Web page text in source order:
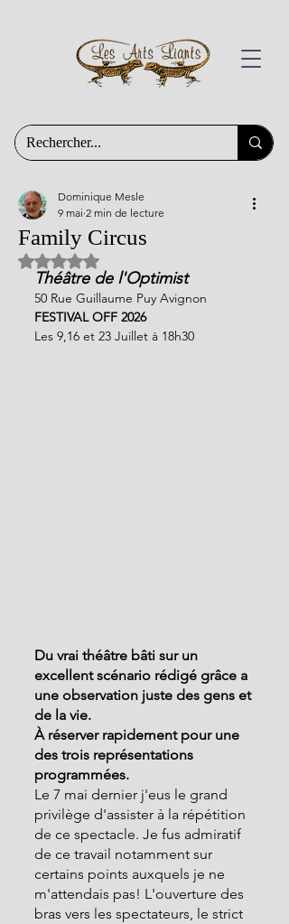
Family Circus
Dominique Mesle
9 mai 2 min de lecture
Noté NaN étoiles sur 5.
Théâtre de l'Optimist
50 Rue Guillaume Puy Avignon
FESTIVAL OFF 2026
Les 9,16 et 23 Juillet à 18h30
Du vrai théâtre bâti sur un
excellent scénario rédigé grâce a
une observation juste des gens et
de la vie.
À réserver rapidement pour une
des trois représentations
programmées.
Le 7 mai dernier j'eus le grand
privilège d'assister à la répétition
de ce spectacle. Je fus admiratif
de ce travail notamment sur
certains points auxquels je ne
m'attendais pas! L'ouverture des
bras vers les spectateurs, le strict